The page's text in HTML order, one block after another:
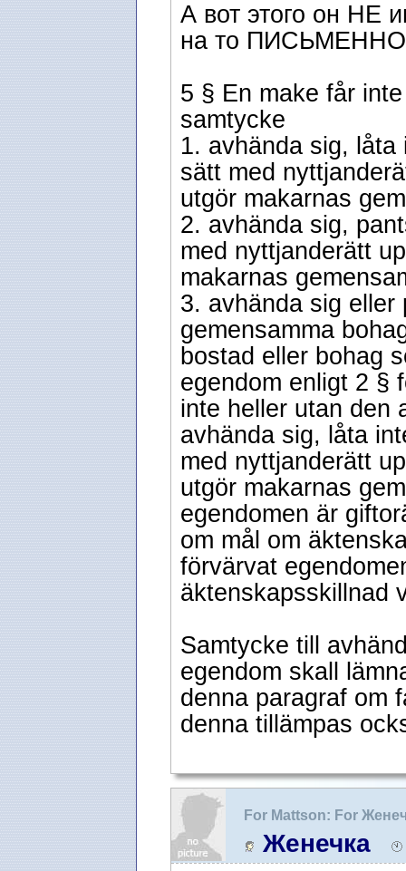
А вот этого он НЕ
на то
5 § En make får
samtycke
1. avhända sig,
sätt med
utgör makarnas
2. avhända sig,
med nyttjanderätt
makarnas
3. avhända sig eller
gemensamma
bostad eller bohag
egendom enligt 2 §
inte heller utan den
avhända sig, låta
med nyttjanderätt
utgör makarnas
egendomen är
om mål om
förvärvat
äktenskapsskillnad
Samtycke till
egendom skall
denna paragraf om
denna tillämpas
For Mattson: For
адвокат в Швеции
Женечка